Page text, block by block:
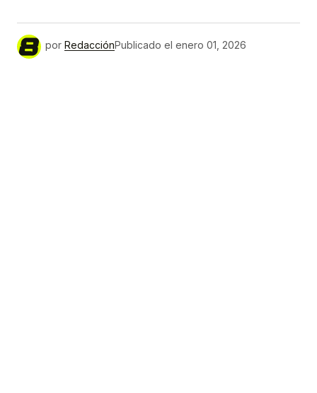
por RedacciónPublicado el enero 01, 2026